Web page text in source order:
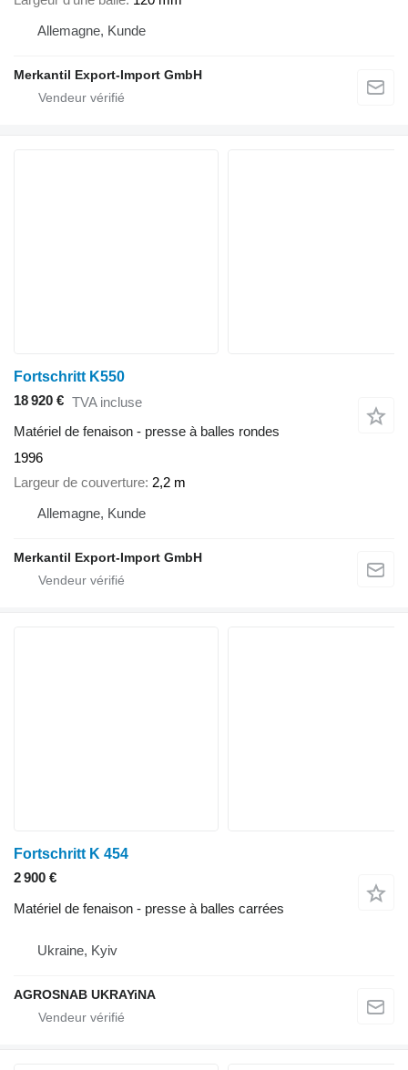
Allemagne, Kunde
Merkantil Export-Import GmbH
Fortschritt K550
18 920 € TVA incluse
Matériel de fenaison - presse à balles rondes
1996
Largeur de couverture 2,2 m
Allemagne, Kunde
Merkantil Export-Import GmbH
Fortschritt K 454
2 900 €
Matériel de fenaison - presse à balles carrées
Ukraine, Kyiv
AGROSNAB UKRAYiNA